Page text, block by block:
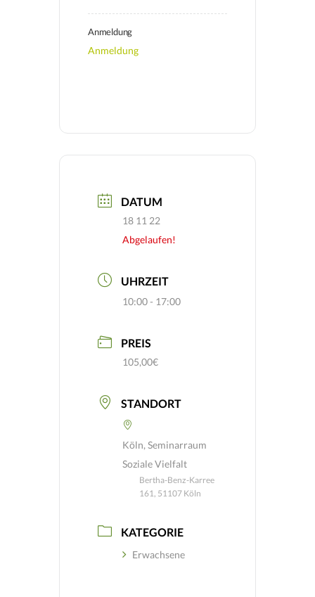
Anmeldung
Anmeldung
DATUM
18 11 22
Abgelaufen!
UHRZEIT
10:00 - 17:00
PREIS
105,00€
STANDORT
Köln, Seminarraum
Soziale Vielfalt
Bertha-Benz-Karree
161, 51107 Köln
KATEGORIE
Erwachsene